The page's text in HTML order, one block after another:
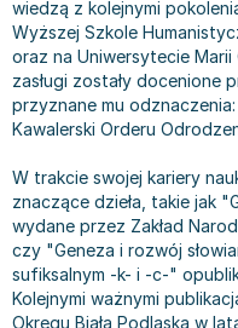
Liceum, Technikum
Szkoła podstawowa
Szkoły wyższe
Szkoła zawodowa
Historia Polski - książki
Historia świata - książki
II Wojna Światowa -
Książki militarne
Inne
Książki: Prawo
Książki: Prawo cywilne
Książki: Prawo finansowe
Książki: Prawo karne
Fantastyka, horror -
Książki fantasy
Książki horrory
Science Fiction - książki
Książki z poezją,
Książki dramaty
Książki humorystyczne i
Tomiki poezji
Książki o sztuce
Podręczniki do 2 klasy
Podręczniki do 3 klasy
Książki dla dzieci
Książki dla dzieci do 2
Do kąpieli i zabawy
Kolorowanki i książki do
Książki grające, z
Obrazki kontrastowe
Poznawanie świata dla
Atlasy - świat
Globusy
Mapy
Mapy - Polska
Przewodniki turystyczne
Przewodniki
Przewodniki
Książki: Zdrowie,
Książki: Rodzina, związki
Virginia C. Andrews
Waldemar Łysiak
Monika Szwaja
Camilla Läckberg
Henning Mankell
Beata Pawlikowska
L.J. Smith
Diana Palmer
Bear Grylls
wiedzą z kolejnymi
Wyższej Szkole
oraz na Uniwersytecie Marii
zasługi zostały docenione
przyznane mu
Kawalerski Orderu
W trakcie swojej kariery
znaczące dzieła, takie jak
wydane przez Zakład
czy "Geneza i rozwój
sufiksalnym -k- i -c-"
Kolejnymi ważnymi
Okręgu Biała Podlaska w